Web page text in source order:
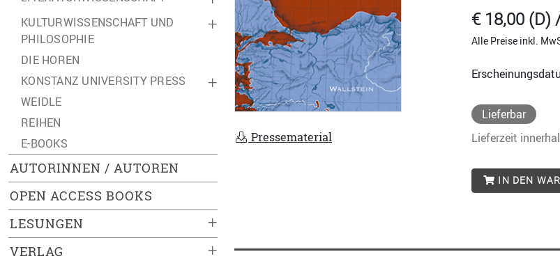
+
KULTURWISSENSCHAFT UND
PHILOSOPHIE
DIE HOREN
+
KONSTANZ UNIVERSITY PRESS
WEIDLE
REIHEN
E-BOOKS
AUTORINNEN / AUTOREN
OPEN ACCESS BOOKS
+
LESUNGEN
+
VERLAG
Pressematerial
€ 18,00 (D)
Alle Preise inkl.
Lieferbar
Lieferzeit
IN DEN